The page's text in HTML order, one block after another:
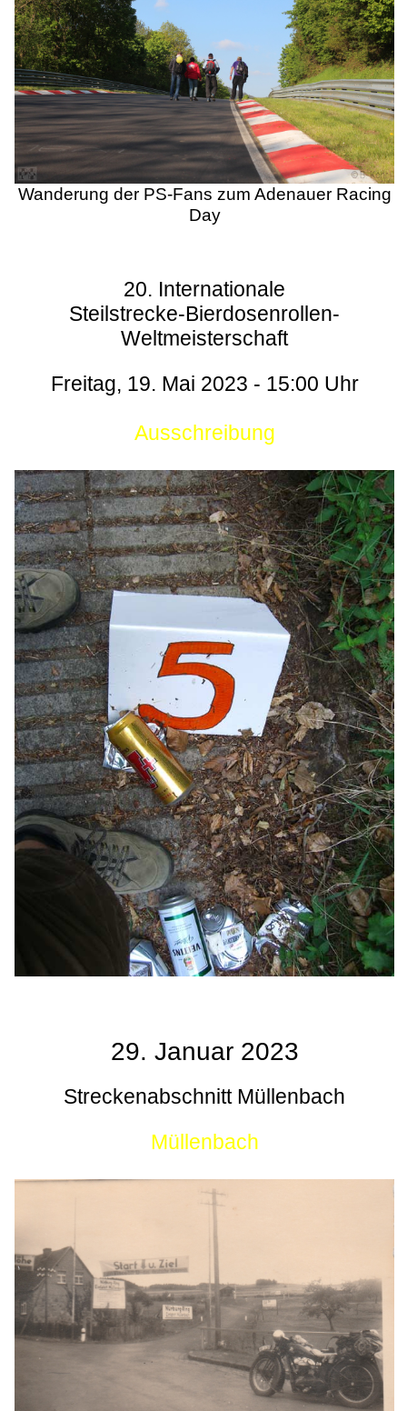
Wanderung der PS-Fans zum Adenauer Racing
Day
20. Internationale
Steilstrecke-Bierdosenrollen-
Weltmeisterschaft
Freitag, 19. Mai 2023 - 15:00 Uhr
Ausschreibung
29. Januar 2023
Streckenabschnitt Müllenbach
Müllenbach